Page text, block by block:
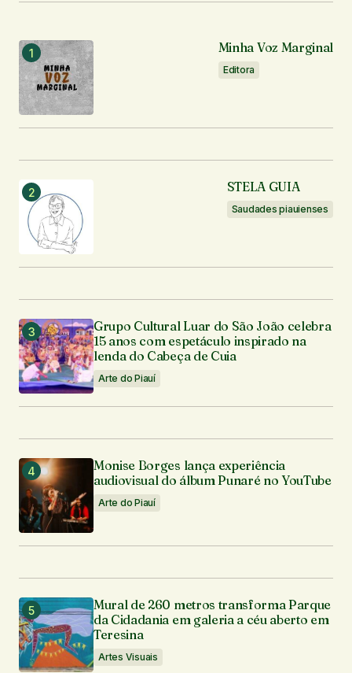
Minha Voz Marginal
Editora
STELA GUIA
Saudades piauienses
Grupo Cultural Luar do São João celebra
15 anos com espetáculo inspirado na
lenda do Cabeça de Cuia
Arte do Piauí
Monise Borges lança experiência
audiovisual do álbum Punaré no YouTube
Arte do Piauí
Mural de 260 metros transforma Parque
da Cidadania em galeria a céu aberto em
Teresina
Artes Visuais